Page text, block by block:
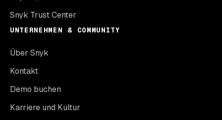
Snyk Trust Center
UNTERNEHMEN & COMMUNITY
Über Snyk
Kontakt
Demo buchen
Karriere und Kultur